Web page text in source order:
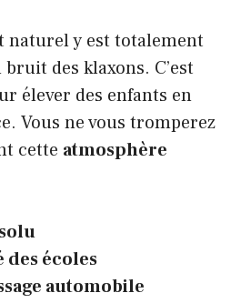
naturel y est totalement
des klaxons. C’est
élever des enfants en
Vous ne vous tromperez
cette atmosphère
écoles
automobile